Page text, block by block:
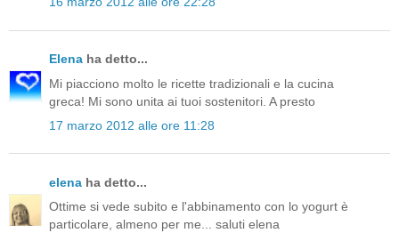
Elena ha detto...
Mi piacciono molto le ricette tradizionali e la cucina
greca! Mi sono unita ai tuoi sostenitori. A presto
17 marzo 2012 alle ore 11:28
elena ha detto...
Ottime si vede subito e l'abbinamento con lo yogurt è
particolare, almeno per me... saluti elena